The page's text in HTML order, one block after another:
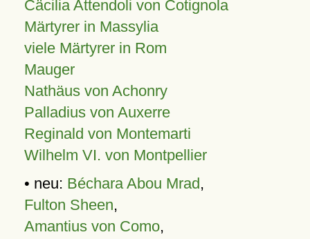
Cäcilia Attendoli von Cotignola
Märtyrer in Massylia
viele Märtyrer in Rom
Mauger
Nathäus von Achonry
Palladius von Auxerre
Reginald von Montemarti
Wilhelm VI. von Montpellier
• neu: Béchara Abou Mrad,
Fulton Sheen,
Amantius von Como,